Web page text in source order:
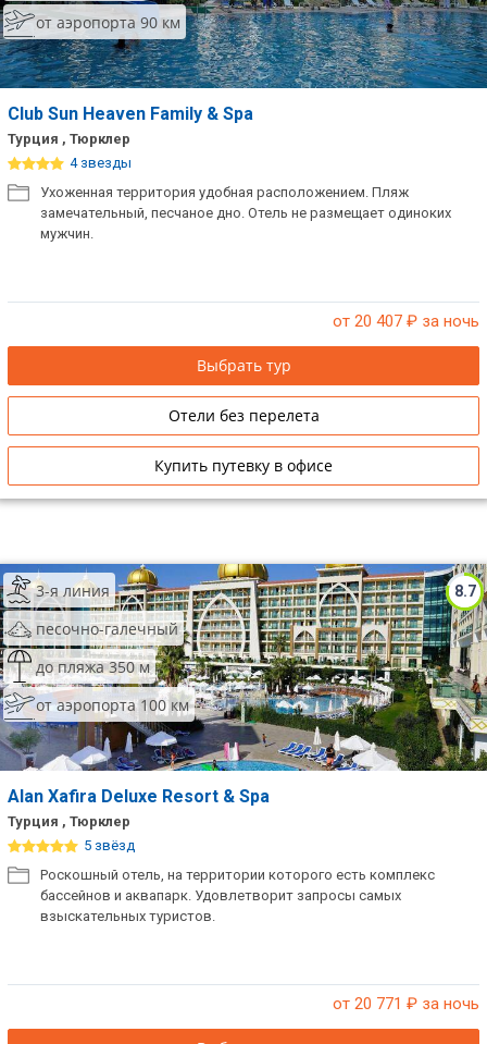
от аэропорта 90 км
Club Sun Heaven Family & Spa
Турция , Тюрклер
4 звезды
Ухоженная территория удобная расположением. Пляж
замечательный, песчаное дно. Отель не размещает одиноких
мужчин.
от 20 407 ₽ за ночь
Выбрать тур
Отели без перелета
Купить путевку в офисе
8.7
3-я линия
песочно-галечный
до пляжа 350 м
от аэропорта 100 км
Alan Xafira Deluxe Resort & Spa
Турция , Тюрклер
5 звёзд
Роскошный отель, на территории которого есть комплекс
бассейнов и аквапарк. Удовлетворит запросы самых
взыскательных туристов.
от 20 771 ₽ за ночь